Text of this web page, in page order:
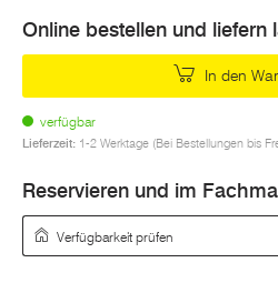
Online bestellen und liefern
In den
verfügbar
Lieferzeit: 1-2 Werktage (Bei Bestellungen bis
Reservieren und im